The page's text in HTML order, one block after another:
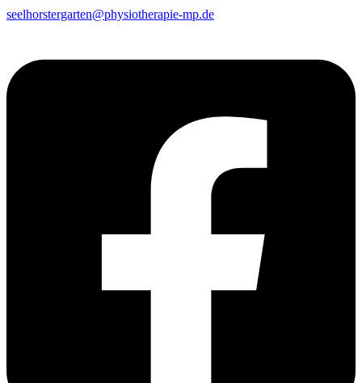
seelhorstergarten@physiotherapie-mp.de